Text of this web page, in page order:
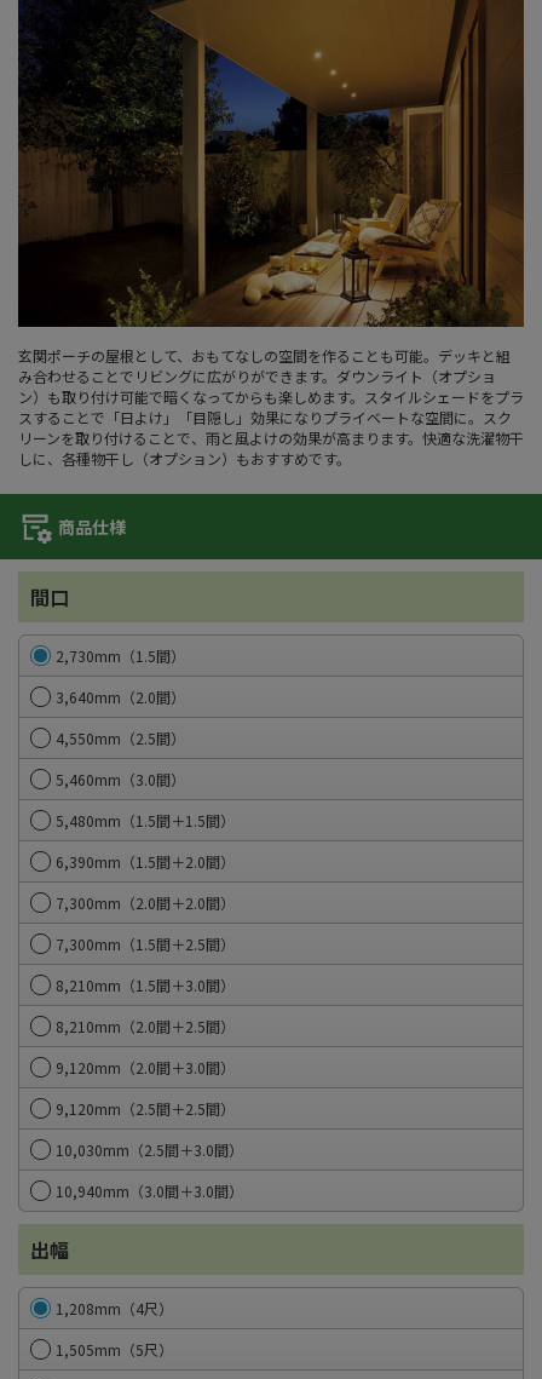
玄関ポーチの屋根として、おもてなしの空間を作ることも可能。デッキと組
み合わせることでリビングに広がりができます。ダウンライト（オプショ
ン）も取り付け可能で暗くなってからも楽しめます。スタイルシェードをプラ
スすることで「日よけ」「目隠し」効果になりプライベートな空間に。スク
リーンを取り付けることで、雨と風よけの効果が高まります。快適な洗濯物干
しに、各種物干し（オプション）もおすすめです。
商品仕様
間口
2,730mm（1.5間）
3,640mm（2.0間）
4,550mm（2.5間）
5,460mm（3.0間）
5,480mm（1.5間＋1.5間）
6,390mm（1.5間＋2.0間）
7,300mm（2.0間＋2.0間）
7,300mm（1.5間＋2.5間）
8,210mm（1.5間＋3.0間）
8,210mm（2.0間＋2.5間）
9,120mm（2.0間＋3.0間）
9,120mm（2.5間＋2.5間）
10,030mm（2.5間＋3.0間）
10,940mm（3.0間＋3.0間）
出幅
1,208mm（4尺）
1,505mm（5尺）